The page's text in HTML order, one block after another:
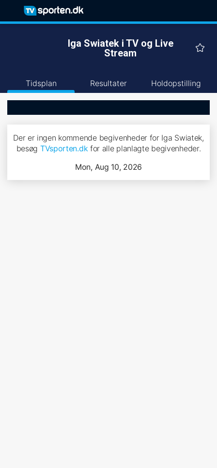
Iga Swiatek i TV og Live
Stream
Tidsplan Resultater Holdopstilling
Der er ingen kommende begivenheder for Iga Swiatek,
besøg TVsporten.dkfor alle planlagte begivenheder.
Mon, Aug 10, 2026